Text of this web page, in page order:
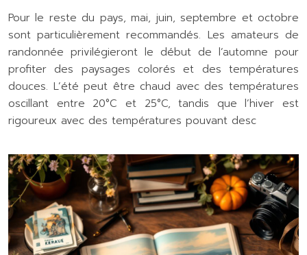
Pour le reste du pays, mai, juin, septembre et octobre
sont particulièrement recommandés. Les amateurs de
randonnée privilégieront le début de l’automne pour
profiter des paysages colorés et des températures
douces. L’été peut être chaud avec des températures
oscillant entre 20°C et 25°C, tandis que l’hiver est
rigoureux avec des températures pouvant desc